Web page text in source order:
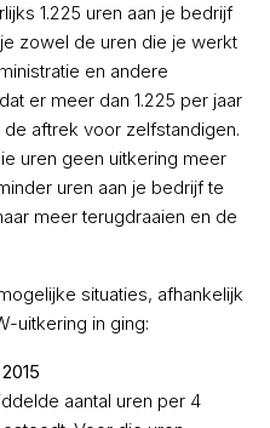
1.225 uren aan je bedrijf
zowel de uren die je werkt
en andere
er meer dan 1.225 per jaar
aftrek voor zelfstandigen.
uren geen uitkering meer
uren aan je bedrijf te
meer terugdraaien en de
situaties, afhankelijk
uitkering in ging:
aantal uren per 4